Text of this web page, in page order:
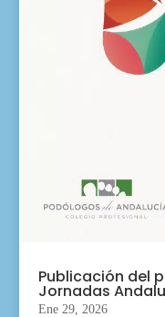
Publicación del
Jornadas
Ene 29, 2026